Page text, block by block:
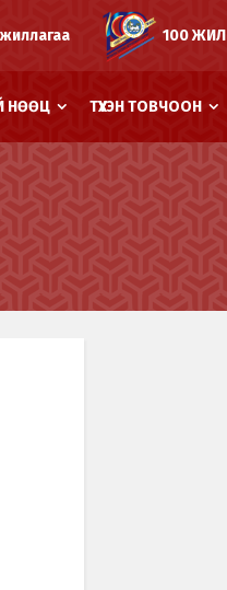
100 ЖИЛ
НӨӨЦ ТҮҮХЭН ТОВЧООН